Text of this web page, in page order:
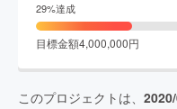
29%達成
目標金額4,000,000円
このプロジェクトは、